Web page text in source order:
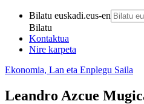
Bilatu euskadi.eus-en
Bilatu
Kontaktua
Nire karpeta
Ekonomia, Lan eta Enplegu Saila
Leandro Azcue